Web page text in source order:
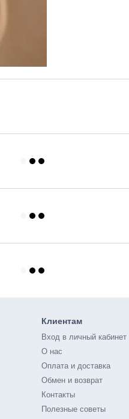
Клиентам
Вход в личный кабинет
О нас
Оплата и доставка
Обмен и возврат
Контакты
Полезные советы